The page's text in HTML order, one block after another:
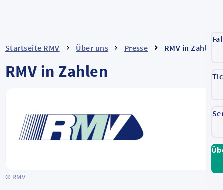
Startseite RMV Über uns Presse RMV in Zahlen
RMV in Zahlen
© RMV